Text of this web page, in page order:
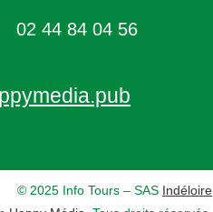
02 44 84 04 56
© 2025 Info Tours – SAS Indéloire